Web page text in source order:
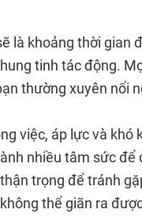
là khoảng thời gian
tinh tác động.
thường xuyên nổi
việc, áp lực và
nhiều tâm sức
trọng để tránh
thể giãn ra